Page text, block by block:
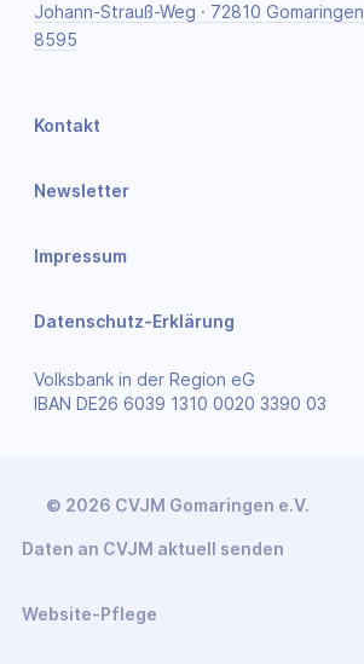
Johann-Strauß-Weg · 72810 Gomaringen
8595
Volksbank in der Region eG
IBAN DE26 6039 1310 0020 3390 03
Kontakt
Newsletter
Impressum
Datenschutz-Erklärung
© 2026 CVJM Gomaringen e.V.
Daten an CVJM aktuell senden
Website-Pflege